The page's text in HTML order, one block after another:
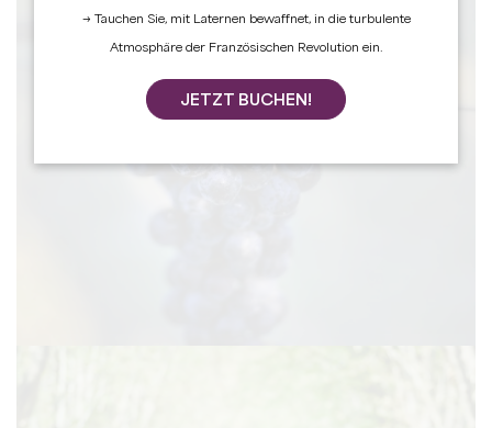
→ Tauchen Sie, mit Laternen bewaffnet, in die turbulente
Atmosphäre der Französischen Revolution ein.
JETZT BUCHEN!